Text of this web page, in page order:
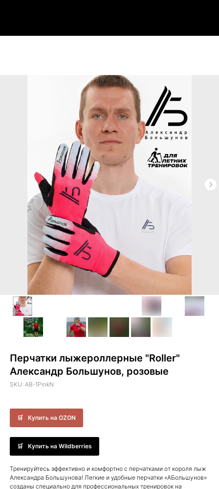
Перчатки лыжероллерные "Roller"
Александр Большунов, розовые
SKU: AB-1PinkN
Купить на OZON
Купить на Wildberries
Тренируйтесь эффективно и комфортно с перчатками от короля лыж
Александра Большунова! Легкие и удобные перчатки «АБольшунов»
созданы специально для профессиональных тренировок на